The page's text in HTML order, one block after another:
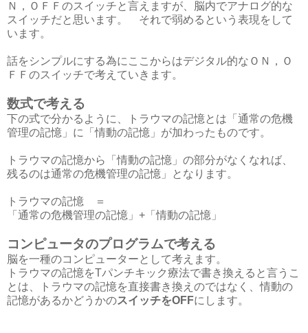
Ｎ，ＯＦＦのスイッチと言えますが、脳内でアナログ的な
スイッチだと思います。 それで弱めるという表現をして
います。
話をシンプルにする為にここからはデジタル的なＯＮ，Ｏ
ＦＦのスイッチで考えていきます。
数式で考える
下の式で分かるように、トラウマの記憶とは「通常の危機
管理の記憶」に「情動の記憶」が加わったものです。
トラウマの記憶から「情動の記憶」の部分がなくなれば、
残るのは通常の危機管理の記憶」となります。
トラウマの記憶 ＝
「通常の危機管理の記憶」+「情動の記憶」
コンピュータのプログラムで考える
脳を一種のコンピューターとして考えます。
トラウマの記憶をTパンチキック療法で書き換えると言うこ
とは、トラウマの記憶を直接書き換えのではなく、情動の
記憶があるかどうかのスイッチをOFFにします。